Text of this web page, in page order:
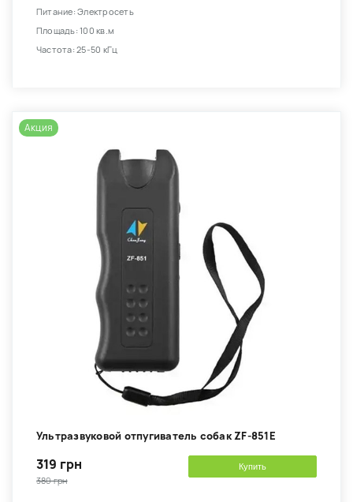
Питание: Электросеть
Площадь: 100 кв.м
Частота: 25-50 кГц
Акция
Ультразвуковой отпугиватель собак ZF-851E
319 грн
380 грн
Купить